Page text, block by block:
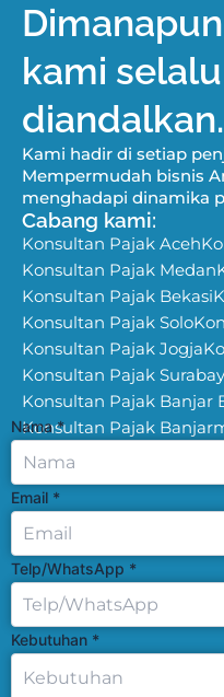
kami
diandalkan.
Kami hadir di setiap
Mempermudah bisnis
menghadapi dinamika
Cabang kami:
Konsultan Pajak Aceh
Konsultan Pajak Medan
Konsultan Pajak Bekasi
Konsultan Pajak Solo
Konsultan Pajak Jogja
Konsultan Pajak
Konsultan Pajak Banjar
Konsultan Pajak
Nama*
Email *
Telp/WhatsApp *
Kebutuhan *